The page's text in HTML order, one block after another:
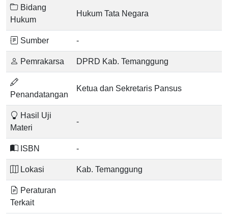
Bidang
Hukum
Hukum Tata Negara
Sumber -
Pemrakarsa DPRD Kab. Temanggung
Penandatangan
Ketua dan Sekretaris Pansus
Hasil Uji
Materi
-
ISBN -
Lokasi Kab. Temanggung
Peraturan
Terkait